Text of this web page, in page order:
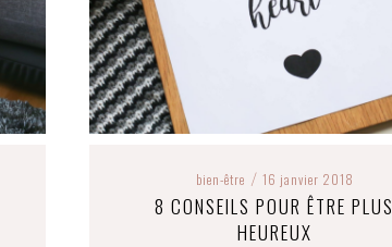
bien-être / 16 janvier 2018
8 CONSEILS POUR ÊTRE PLUS
HEUREUX